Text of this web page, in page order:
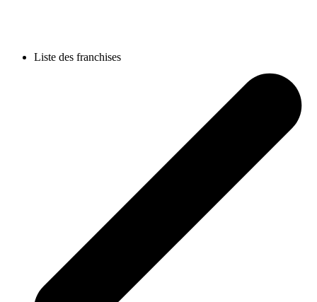
Liste des franchises